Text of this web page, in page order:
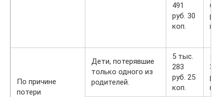
491
руб. 30
коп.
656
По причине
потери
Дети, потерявшие
только одного из
родителей.
5 тыс.
283
руб. 25
коп.
5
391